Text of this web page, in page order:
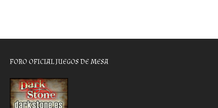
FORO OFICIAL JUEGOS DE MESA